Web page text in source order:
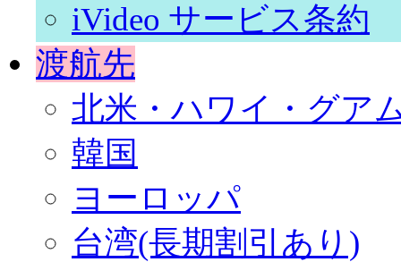
iVideo サービス条約
渡航先
北米・ハワイ・グア
韓国
ヨーロッパ
台湾(長期割引あり)